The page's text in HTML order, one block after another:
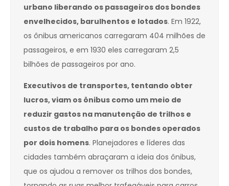
urbano liberando os passageiros dos bondes
envelhecidos, barulhentos e lotados. Em 1922,
os ônibus americanos carregaram 404 milhões de
passageiros, e em 1930 eles carregaram 2,5
bilhões de passageiros por ano.
Executivos de transportes, tentando obter
lucros, viam os ônibus como um meio de
reduzir gastos na manutenção de trilhos e
custos de trabalho para os bondes operados
por dois homens. Planejadores e líderes das
cidades também abraçaram a ideia dos ônibus,
que os ajudou a remover os trilhos dos bondes,